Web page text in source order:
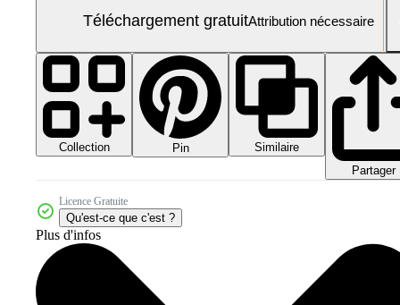
Téléchargement gratuitAttribution nécessaire
Collection Pin
Similaire
Partager
Licence Gratuite
Qu'est-ce que c'est ?
Plus d'infos